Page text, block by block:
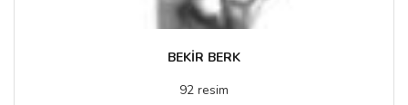
BEKİR BERK
92 resim